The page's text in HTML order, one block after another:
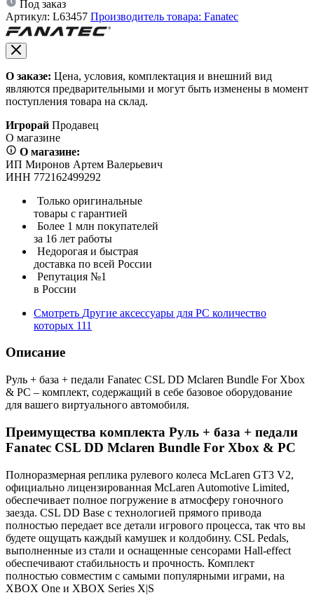
Под заказ
Артикул: L63457 Производитель товара: Fanatec
О заказе: Цена, условия, комплектация и внешний вид
являются предварительными и могут быть изменены в момент
поступления товара на склад.
Игрорай Продавец
О магазине
О магазине:
ИП Миронов Артем Валерьевич
ИНН 772162499292
Только оригинальные
товары с гарантией
Более 1 млн покупателей
за 16 лет работы
Недорогая и быстрая
доставка по всей России
Репутация №1
в России
Смотреть Другие аксессуары для PC количество
которых 111
Описание
Руль + база + педали Fanatec CSL DD Mclaren Bundle For Xbox
& PC – комплект, содержащий в себе базовое оборудование
для вашего виртуального автомобиля.
Преимущества комплекта Руль + база + педали
Fanatec CSL DD Mclaren Bundle For Xbox & PC
Полноразмерная реплика рулевого колеса McLaren GT3 V2,
официально лицензированная McLaren Automotive Limited,
обеспечивает полное погружение в атмосферу гоночного
заезда. CSL DD Base с технологией прямого привода
полностью передает все детали игрового процесса, так что вы
будете ощущать каждый камушек и колдобину. CSL Pedals,
выполненные из стали и оснащенные сенсорами Hall-effect
обеспечивают стабильность и прочность. Комплект
полностью совместим с самыми популярными играми, на
XBOX One и XBOX Series X|S